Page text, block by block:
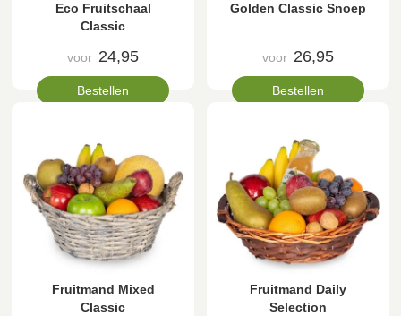
Eco Fruitschaal
Classic
voor 24,95
Bestellen
Golden Classic Snoep
voor 26,95
Bestellen
Fruitmand Mixed
Classic
Fruitmand Daily
Selection